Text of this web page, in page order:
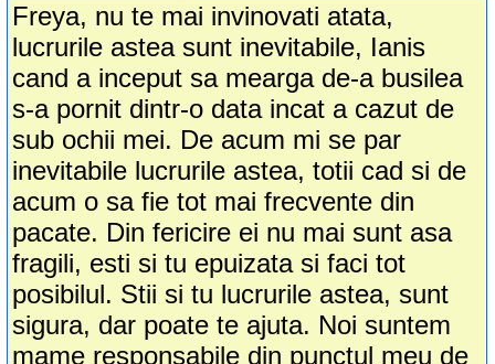
Freya, nu te mai invinovati atata,
lucrurile astea sunt inevitabile, Ianis
cand a inceput sa mearga de-a busilea
s-a pornit dintr-o data incat a cazut de
sub ochii mei. De acum mi se par
inevitabile lucrurile astea, totii cad si de
acum o sa fie tot mai frecvente din
pacate. Din fericire ei nu mai sunt asa
fragili, esti si tu epuizata si faci tot
posibilul. Stii si tu lucrurile astea, sunt
sigura, dar poate te ajuta. Noi suntem
mame responsabile din punctul meu de